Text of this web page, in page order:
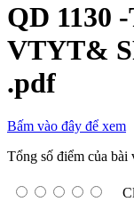
QD 1130
VTYT&
.pdf
Bấm vào đây để xem
Tổng số điểm của bài